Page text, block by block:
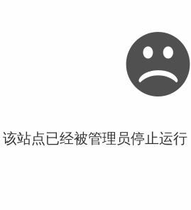
站点已经被管理员停止运